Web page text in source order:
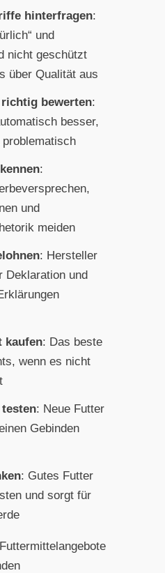
hinterfragen:
und
nicht geschützt
über Qualität aus
bewerten:
besser,
:
und
meiden
: Hersteller
Deklaration und
kaufen: Das beste
wenn es nicht
testen: Neue Futter
Gebinden
: Gutes Futter
und sorgt für